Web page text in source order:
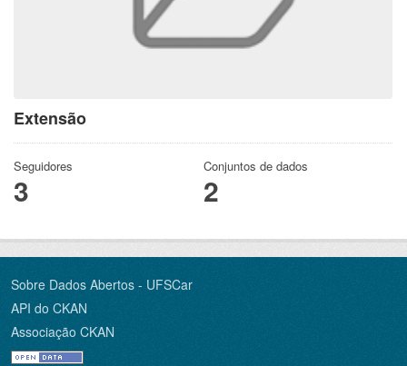
Extensão
Seguidores
3
Conjuntos de dados
2
Sobre Dados Abertos - UFSCar
API do CKAN
Associação CKAN